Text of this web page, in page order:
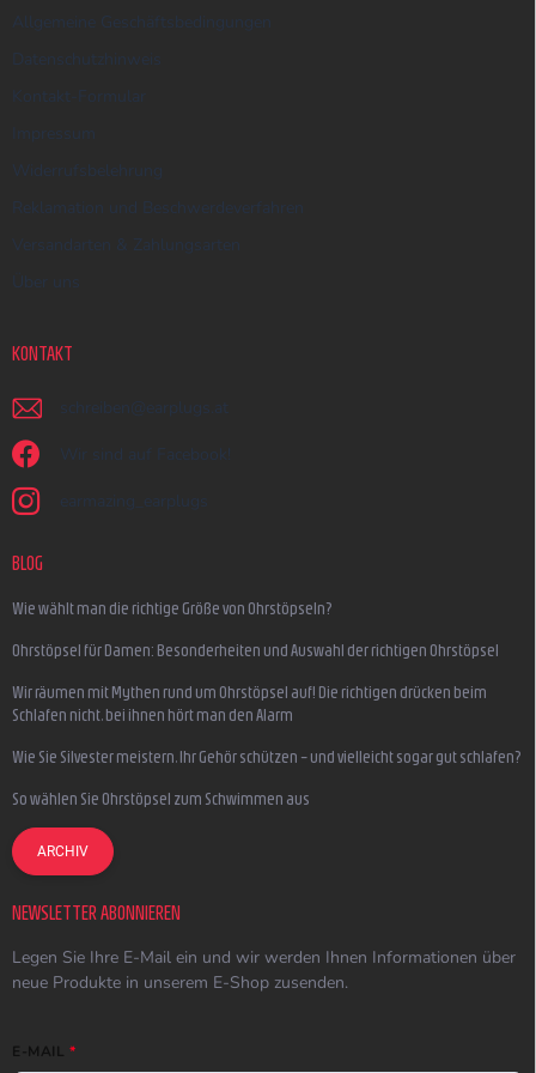
Allgemeine Geschäftsbedingungen
Datenschutzhinweis
Kontakt-Formular
Impressum
Widerrufsbelehrung
Reklamation und Beschwerdeverfahren
Versandarten & Zahlungsarten
Über uns
KONTAKT
schreiben @ earplugs.at
Wir sind auf Facebook!
earmazing_earplugs
BLOG
Wie wählt man die richtige Größe von Ohrstöpseln?
Ohrstöpsel für Damen: Besonderheiten und Auswahl der richtigen Ohrstöpsel
Wir räumen mit Mythen rund um Ohrstöpsel auf! Die richtigen drücken beim
Schlafen nicht, bei ihnen hört man den Alarm
Wie Sie Silvester meistern, Ihr Gehör schützen – und vielleicht sogar gut schlafen?
So wählen Sie Ohrstöpsel zum Schwimmen aus
ARCHIV
NEWSLETTER ABONNIEREN
Legen Sie Ihre E-Mail ein und wir werden Ihnen Informationen über
neue Produkte in unserem E-Shop zusenden.
E-MAIL